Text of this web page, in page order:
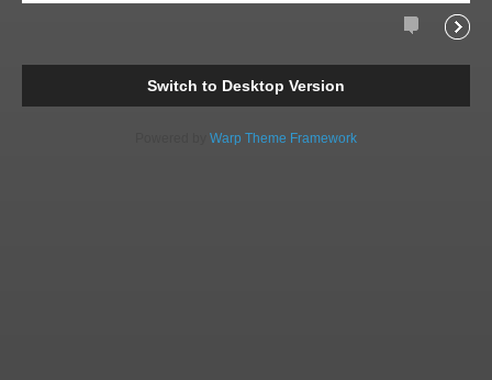
Comments
Switch to Desktop Version
Warp Theme Framework